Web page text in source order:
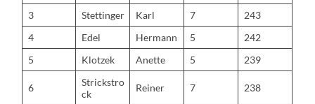
3
Stettinger Karl 7
243
4
Edel Hermann 5
242
5
Klotzek Anette 5 239
6
Strickstro
ck
Reiner 7 238